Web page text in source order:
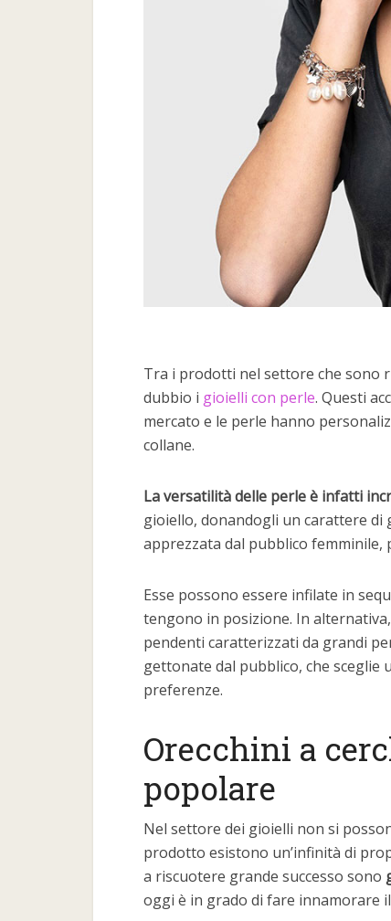
Tra i prodotti nel settore che sono
dubbio i gioielli con perle. Questi
mercato e le perle hanno
collane.
La versatilità delle perle è infatti
gioiello, donandogli un carattere di
apprezzata dal pubblico
Esse possono essere infilate in
tengono in posizione. In
pendenti caratterizzati da grandi
gettonate dal pubblico, che sceglie
preferenze.
Orecchini a
popolare
Nel settore dei gioielli non si
prodotto esistono un’infinità di
a riscuotere grande successo sono
oggi è in grado di fare innamorare